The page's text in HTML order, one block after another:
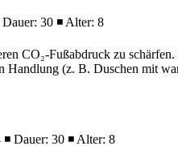
30 ◾ Alter: 8
CO₂-Fußabdruck zu
Handlung (z. B. Duschen mit
Dauer: 30 ◾ Alter: 8